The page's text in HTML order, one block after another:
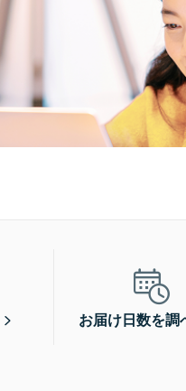
お届け日数を調